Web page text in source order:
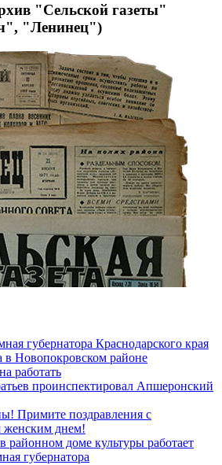
"Сельской газеты"
"Ленинец")
губернатора Краснодарского края
в Новопокровском районе
работать
проинспектировал Апшеронский
Примите поздравления с
днем!
районном доме культуры работает
губернатора